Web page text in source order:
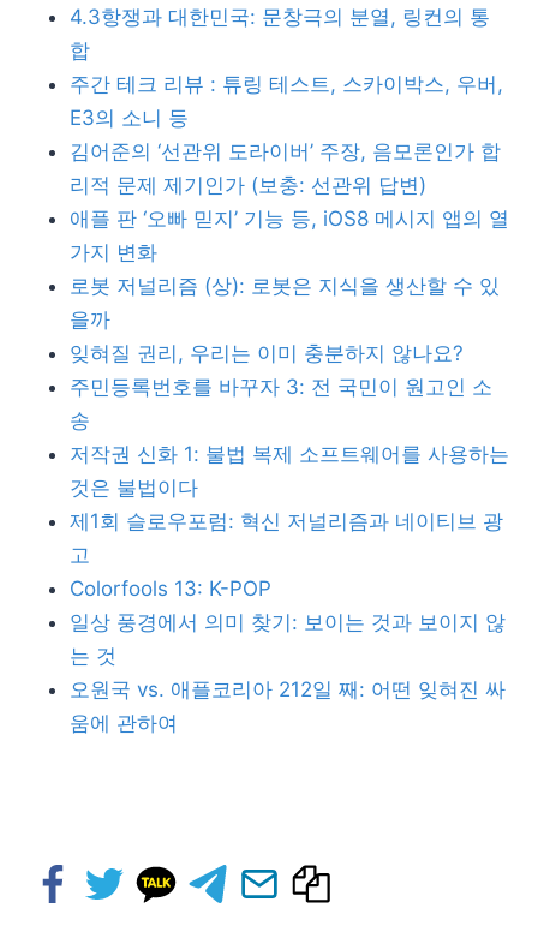
4.3항쟁과 대한민국: 문창극의 분열, 링컨의 통
합
주간 테크 리뷰 : 튜링 테스트, 스카이박스, 우버,
E3의 소니 등
김어준의 ‘선관위 도라이버’ 주장, 음모론인가 합
리적 문제 제기인가 (보충: 선관위 답변)
애플 판 ‘오빠 믿지’ 기능 등, iOS8 메시지 앱의 열
가지 변화
로봇 저널리즘 (상): 로봇은 지식을 생산할 수 있
을까
잊혀질 권리, 우리는 이미 충분하지 않나요?
주민등록번호를 바꾸자 3: 전 국민이 원고인 소
송
저작권 신화 1: 불법 복제 소프트웨어를 사용하는
것은 불법이다
제1회 슬로우포럼: 혁신 저널리즘과 네이티브 광
고
Colorfools 13: K-POP
일상 풍경에서 의미 찾기: 보이는 것과 보이지 않
는 것
오원국 vs. 애플코리아 212일 째: 어떤 잊혀진 싸
움에 관하여